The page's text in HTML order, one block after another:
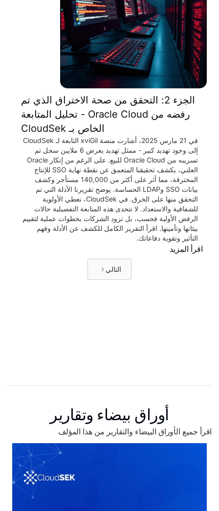
الجزء 2: التحقق من صحة الاختراق الذي تم
رفضه من Oracle Cloud - تحليل المتابعة
الخاص بـ CloudSek
في 21 مارس 2025، أشارت منصة xviGil التابعة لـ CloudSek
إلى وجود تهديد كبير - ممثل تهديد يعرض 6 ملايين سجل تم
تسريبه من Oracle Cloud للبيع. على الرغم من إنكار Oracle
العلني، يكشف تحقيقنا المتعمق عن نقطة نهاية SSO للإنتاج
المخترقة، مما أثر على أكثر من 140,000 مستأجر وكشف
بيانات SSO وLDAP الحساسة. يوضح تقريرنا الأدلة التي تم
التحقق منها على الخرق. في CloudSek، نعطي الأولوية
للشفافية والاستعداد. لا تتحدى هذه المتابعة التفصيلية حالات
الرفض الأولية فحسب، بل تزود الشركات بخطوات عملية لتقييم
بيئاتها وتأمينها. اقرأ التقرير الكامل للكشف عن الأدلة وفهم
التأثير وتقوية دفاعاتك.
اقرأ المزيد
التالي
أوراق بيضاء وتقارير
اقرأ جميع الأوراق البيضاء والتقارير من هذا المؤلف